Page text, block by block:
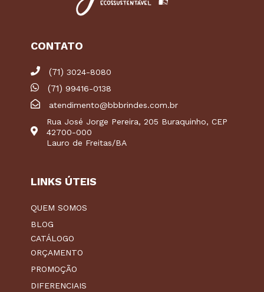
CONTATO
(71) 3024-8080
(71) 99416-0138
atendimento@bbbrindes.com.br
Rua José Jorge Pereira, 205 Buraquinho, CEP
42700-000
Lauro de Freitas/BA
LINKS ÚTEIS
QUEM SOMOS
BLOG
CATÁLOGO
ORÇAMENTO
PROMOÇÃO
DIFERENCIAIS